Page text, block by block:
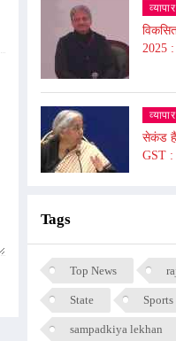
व्यापार
2025 :
व्यापार
सेकंड
GST :
Tags
Top News
State Sports
sampadkiya lekhan